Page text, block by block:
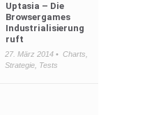
Uptasia – Die
Browsergames
Industrialisierung
ruft
27. März 2014 • Charts
Strategie, Tests